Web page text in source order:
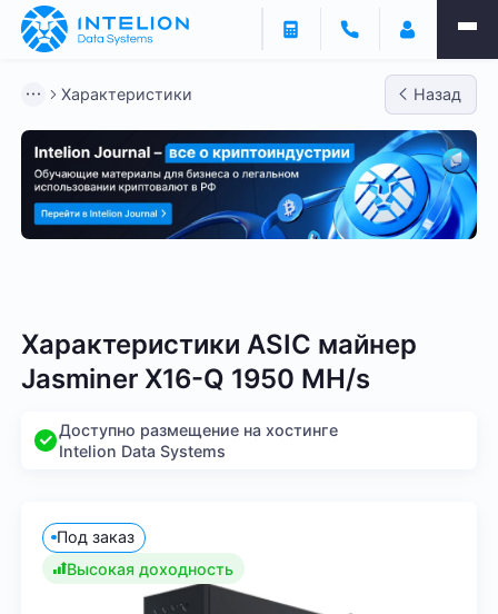
Характеристики Назад
Характеристики ASIC майнер
Jasminer X16-Q 1950 MH/s
Доступно размещение на хостинге
Intelion Data Systems
Под заказ
Высокая доходность